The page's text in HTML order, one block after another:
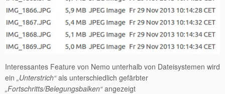
Interessantes Feature von Nemo unterhalb von Dateisystemen wird
ein „Unterstrich“als unterschiedlich gefärbter
„Fortschritts/Belegungsbalken“angezeigt